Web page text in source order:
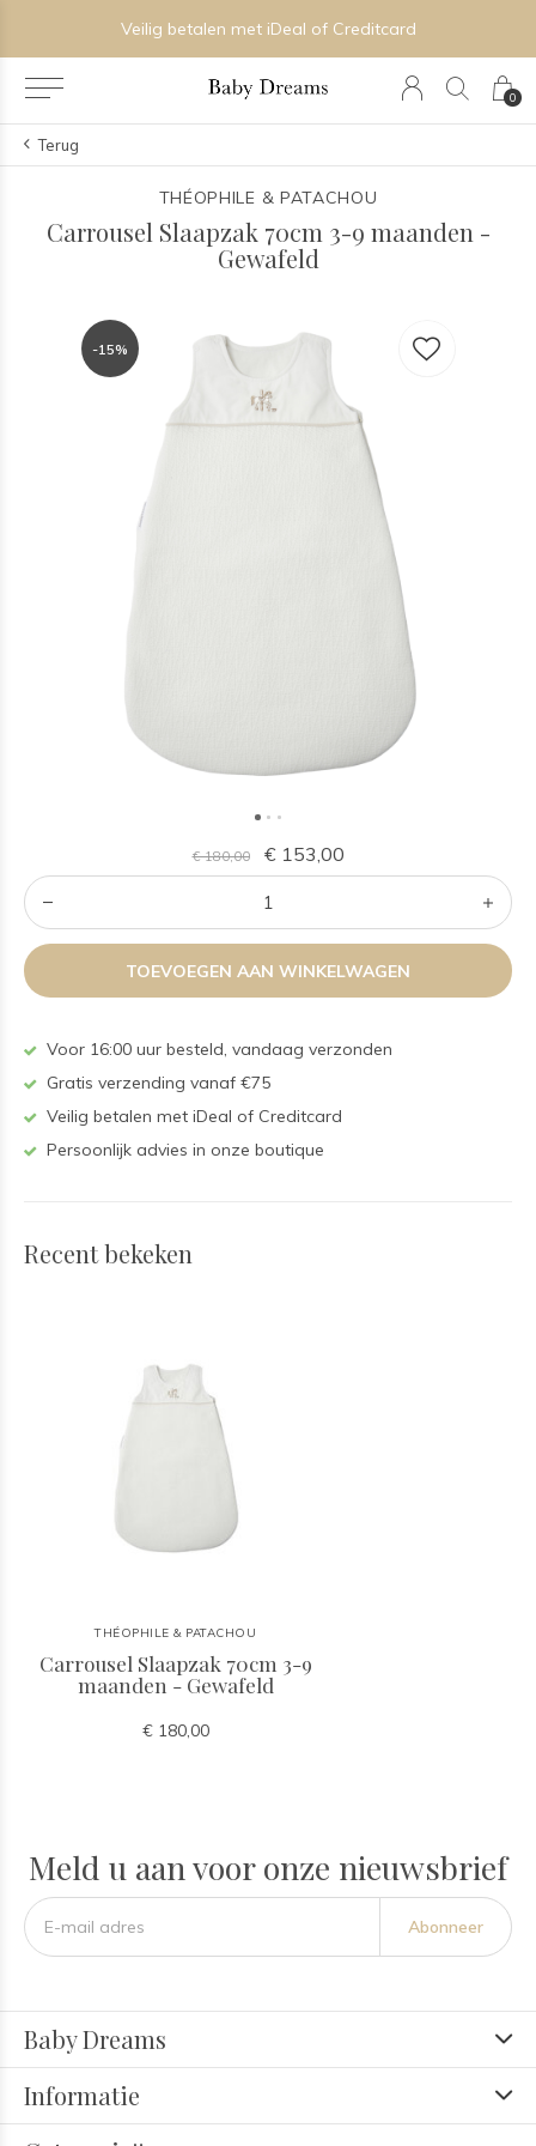
0
Veilig betalen met iDeal of Creditcard
Terug
THÉOPHILE & PATACHOU
Carrousel Slaapzak 70cm 3-9 maanden -
Gewafeld
-15%
€ 180,00 € 153,00
TOEVOEGEN AAN WINKELWAGEN
Voor 16:00 uur besteld, vandaag verzonden
Gratis verzending vanaf €75
Veilig betalen met iDeal of Creditcard
Persoonlijk advies in onze boutique
Recent bekeken
THÉOPHILE & PATACHOU
Carrousel Slaapzak 70cm 3-9
maanden - Gewafeld
€ 180,00
Meld u aan voor onze nieuwsbrief
Abonneer
Baby Dreams
Informatie